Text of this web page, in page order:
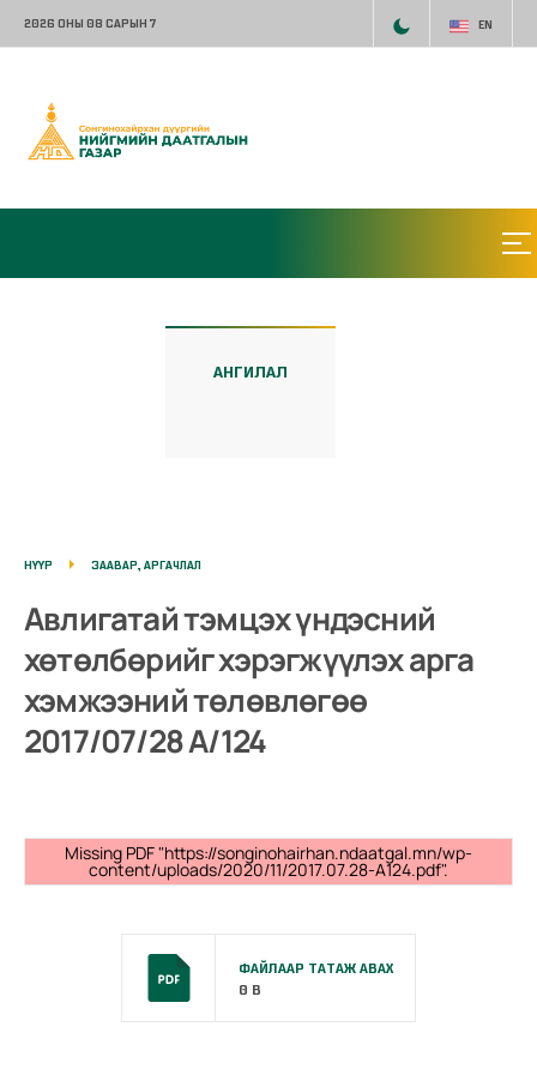
2026 ОНЫ 08 САРЫН 7 EN
АНГИЛАЛ
НҮҮР ЗААВАР, АРГАЧЛАЛ
Авлигатай тэмцэх үндэсний
хөтөлбөрийг хэрэгжүүлэх арга
хэмжээний төлөвлөгөө
2017/07/28 А/124
Missing PDF "https://songinohairhan.ndaatgal.mn/wp-
content/uploads/2020/11/2017.07.28-A124.pdf".
ФАЙЛААР ТАТАЖ АВАХ
0 B